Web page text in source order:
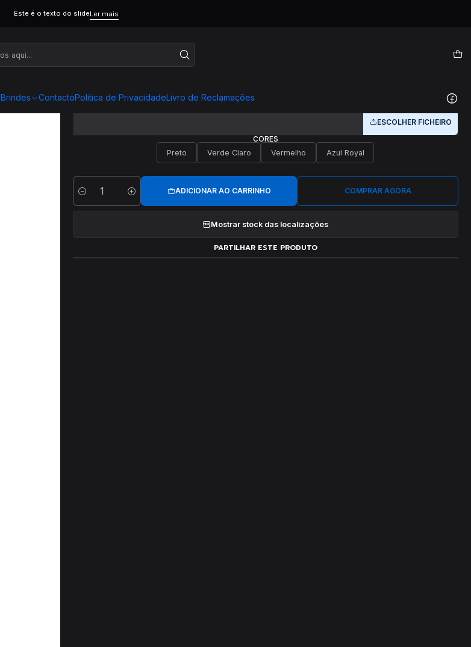
Brindes ContactoPolitica de PrivacidadeLivro de Reclamações
Este é o texto do slideLer mais
ESCOLHER FICHEIRO
CORES
Preto
Verde Claro Vermelho Azul Royal
Quantidade
ADICIONAR AO CARRINHO COMPRAR AGORA
Mostrar stock das localizações
PARTILHAR ESTE PRODUTO